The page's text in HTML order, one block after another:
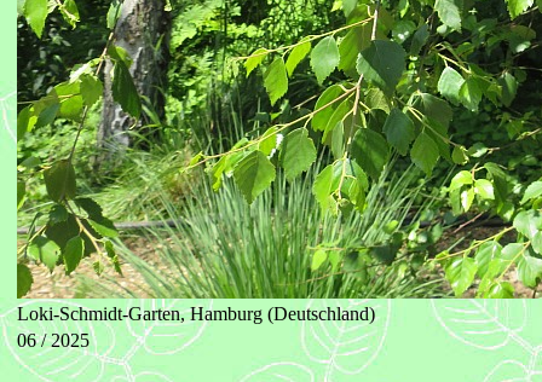
Loki-Schmidt-Garten, Hamburg (Deutschland)
06 / 2025